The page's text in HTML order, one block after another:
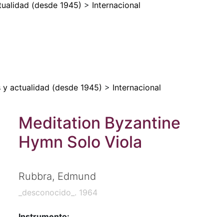
(desde 1945) > Internacional
y actualidad (desde 1945) > Internacional
Meditation Byzantine
Hymn Solo Viola
Rubbra, Edmund
_desconocido_. 1964